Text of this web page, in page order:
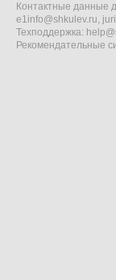
Контактные данные
e1info@shkulev.ru,
Техподдержка:
Рекомендательные